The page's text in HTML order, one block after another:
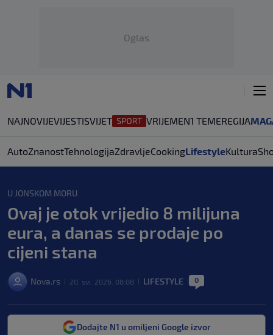
Oglas
NAJNOVIJEVIJESTISVIJET VRIJEMEN1 TEMEREGIJA
AutoZnanostTehnologijaZdravljeCookingLifestyleKultura
U JONSKOM MORU
Ovaj je otok vrijedio 8 milijuna
eura, a danas se prodaje po
cijeni stana
Nova.rs 20. svi. 2026. 08:08 LIFESTYLE 0
Dodajte N1 u omiljeni Google izvor